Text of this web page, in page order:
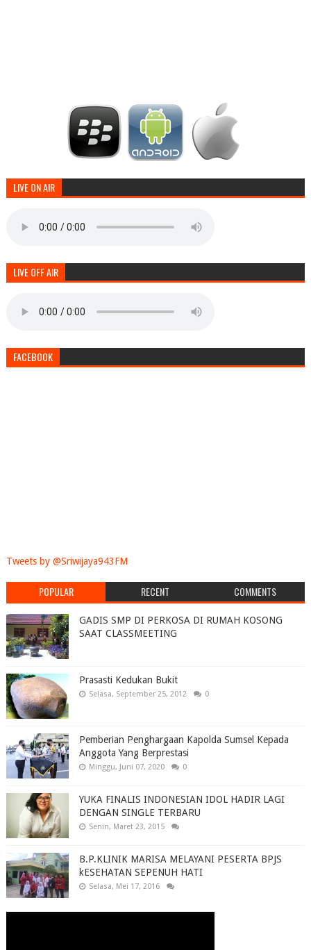
LIVE ON AIR
LIVE OFF AIR
FACEBOOK
Tweets by @Sriwijaya943FM
POPULAR RECENT COMMENTS
GADIS SMP DI PERKOSA DI RUMAH KOSONG
SAAT CLASSMEETING
Prasasti Kedukan Bukit
Selasa, September 25, 2012 0
Pemberian Penghargaan Kapolda Sumsel Kepada
Anggota Yang Berprestasi
Minggu, Juni 07, 2020 0
YUKA FINALIS INDONESIAN IDOL HADIR LAGI
DENGAN SINGLE TERBARU
Senin, Maret 23, 2015
B.P.KLINIK MARISA MELAYANI PESERTA BPJS
kESEHATAN SEPENUH HATI
Selasa, Mei 17, 2016